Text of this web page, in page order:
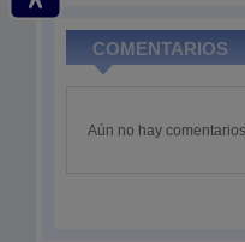
COMENTARIOS
Aún no hay